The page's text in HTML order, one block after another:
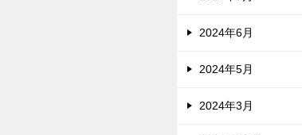
2024年6月
2024年5月
2024年3月